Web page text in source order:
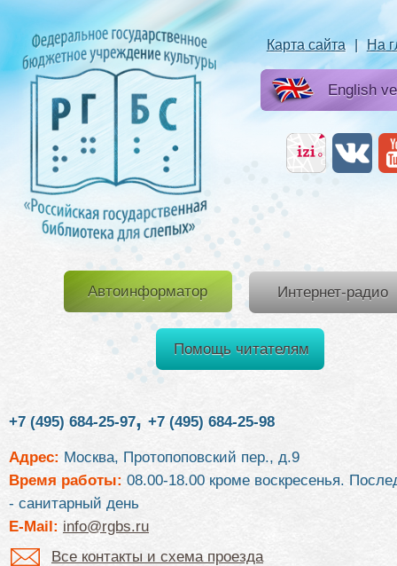
Карта сайта | На
English
Автоинформатор Интернет-радио
Помощь читателям
+7 (495) 684-25-97, +7 (495) 684-25-98
Адрес: Москва, Протопоповский пер., д.9
Время работы: 08.00-18.00 кроме воскресенья.
- санитарный день
E-Mail: info@rgbs.ru
Все контакты и схема проезда